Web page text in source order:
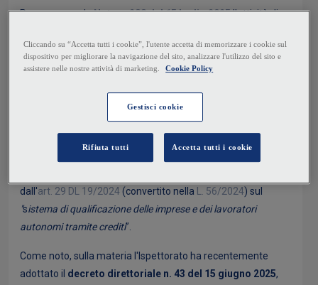
Prosegue con laNota n. 288 del 15 luglio 2025l'attività di
l'operatività della c.d.patente a creditida parte dell'INL, che
dà attuazione alle disposizioni contenute nel
Regolamento relativo all'individuazione
delle modalità di presentazione della domanda per il
conseguimento della patente per le imprese e i lavoratori
dall'art. 29 DL 19/2024(convertito nella L. 56/2024) sul
"sistema di qualificazione delle imprese e dei lavoratori
autonomi tramite crediti”.
Come noto, sulla materia l'Ispettorato ha recentemente
adottato il decreto direttoriale n. 43 del 15 giugno 2025,